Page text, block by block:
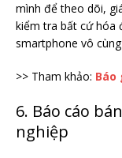
mình để theo dõi,
kiểm tra bất cứ hóa
smartphone vô
>> Tham khảo: Báo
6. Báo cáo
nghiệp